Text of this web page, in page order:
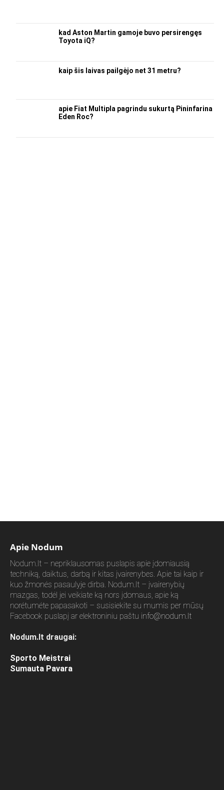
kad Aston Martin gamoje buvo persirengęs
Toyota iQ?
kaip šis laivas pailgėjo net 31 metru?
apie Fiat Multipla pagrindu sukurtą Pininfarina
Eden Roc?
Apie Nodum
Nodum.lt – nepriklausomas puslapis apie įdomiausią
techniką, daiktus, darbą ir kitas įvairenybes. Apie tai kaip ir
kuo žmonės pasaulyje dirba. Nodum.lt – įvairenybių
mazgas, todėl jei veikiate ką nors įdomaus, apie ką
norėtumėte papasakoti – susisiekite su mumis per mūsų
Facebook puslapį ar elektroniniu paštu info@nodum.lt
Nodum.lt draugai:
Sporto Meistrai
Sumauta Pavara